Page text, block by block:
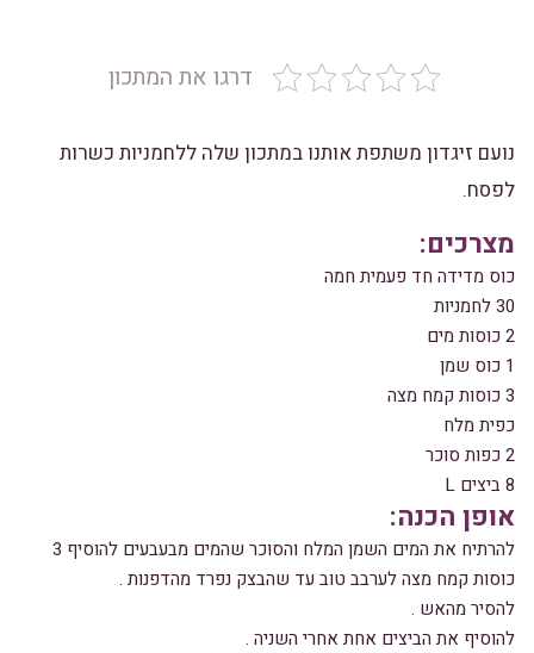
דרגו את המתכון
נועם זיגדון משתפת אותנו במתכון שלה ללחמניות כשרות
לפסח.
מצרכים:
כוס מדידה חד פעמית חמה
30 לחמניות
2 כוסות מים
1 כוס שמן
3 כוסות קמח מצה
כפית מלח
2 כפות סוכר
8 ביצים L
אופן הכנה:
להרתיח את המים השמן המלח והסוכר שהמים מבעבעים להוסיף 3
כוסות קמח מצה לערבב טוב עד שהבצק נפרד מהדפנות .
להסיר מהאש .
להוסיף את הביצים אחת אחרי השניה .